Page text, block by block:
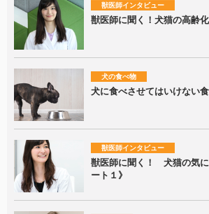
獣医師インタビュー
獣医師に聞く！犬猫の高齢
犬の食べ物
犬に食べさせてはいけない
獣医師インタビュー
獣医師に聞く！ 犬猫の気
ート１》